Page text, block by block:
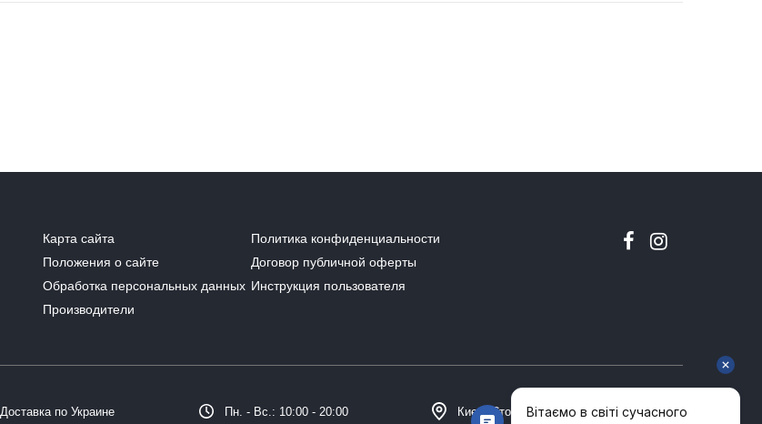
Карта сайта
Политика конфиденциальности
Положения о сайте
Договор публичной оферты
Обработка персональных данных Инструкция пользователя
Производители
Доставка по Украине Пн. - Вс.: 10:00 - 20:00 Киев, Столичное шоссе 101, Домосфера